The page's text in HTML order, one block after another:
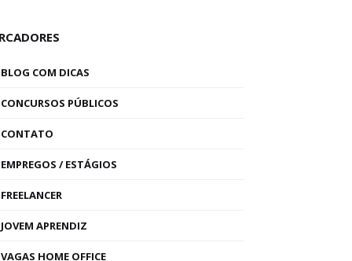
BLOG COM DICAS
CONCURSOS PÚBLICOS
CONTATO
EMPREGOS / ESTÁGIOS
FREELANCER
JOVEM APRENDIZ
VAGAS HOME OFFICE